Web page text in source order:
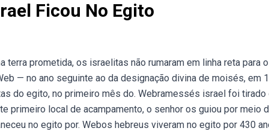
Ficou No Egito
prometida, os israelitas não rumaram em linha reta para o
— no ano seguinte ao da designação divina de moisés, em
do egito, no primeiro mês do. Webramessés israel foi tirado
primeiro local de acampamento, o senhor os guiou por meio
no egito por. Webos hebreus viveram no egito por 430